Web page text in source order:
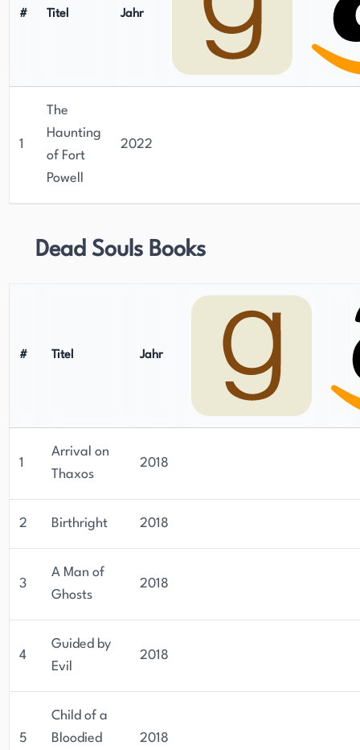
# Titel Jahr
1
The
Haunting
of Fort
Powell
2022
Dead Souls Books
# Titel Jahr
1
Arrival on
Thaxos
2018
2 Birthright 2018
3
A Man of
Ghosts
2018
4
Guided by
Evil
2018
5
Child of a
Bloodied
2018